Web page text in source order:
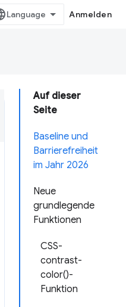
Anmelden
Auf dieser
Seite
Baseline und
Barrierefreiheit
im Jahr 2026
Neue
grundlegende
Funktionen
CSS-
contrast-
color()-
Funktion